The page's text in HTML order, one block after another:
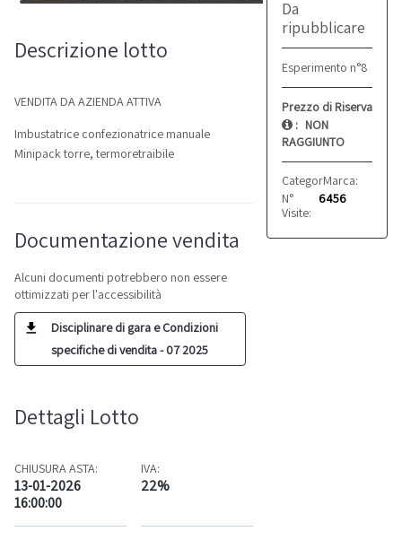
Da
ripubblicare
Esperimento n°8
Prezzo di Riserva
: NON
RAGGIUNTO
Categoria:Marca:
N°
Visite:
6456
Descrizione lotto
VENDITA DA AZIENDA ATTIVA
Imbustatrice confezionatrice manuale
Minipack torre, termoretraibile
Documentazione vendita
Alcuni documenti potrebbero non essere
ottimizzati per l'accessibilità
Disciplinare di gara e Condizioni
specifiche di vendita - 07 2025
Dettagli Lotto
CHIUSURA ASTA:
13-01-2026
16:00:00
IVA:
22%